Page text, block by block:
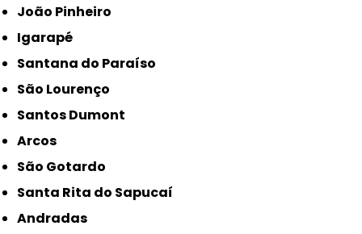
João Pinheiro
Igarapé
Santana do Paraíso
São Lourenço
Santos Dumont
Arcos
São Gotardo
Santa Rita do Sapucaí
Andradas